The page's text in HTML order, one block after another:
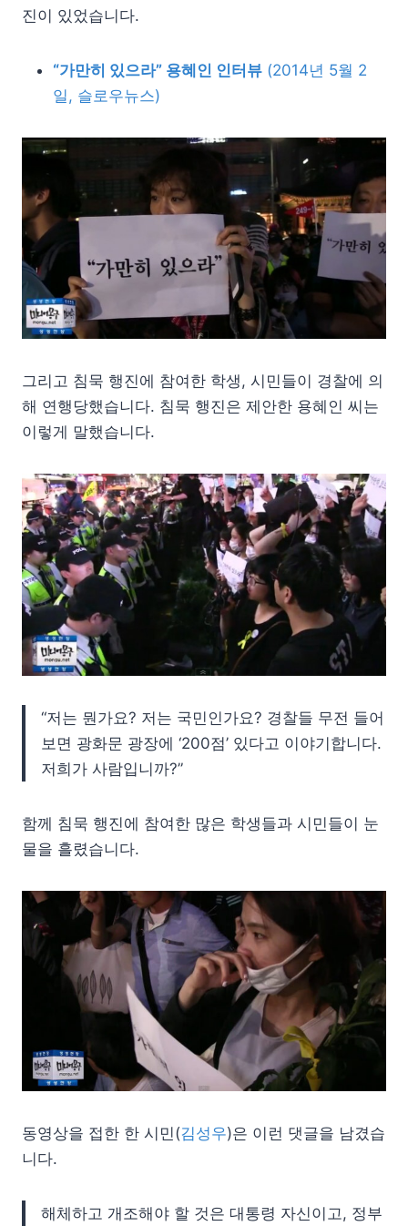
진이 있었습니다.
“가만히 있으라” 용혜인 인터뷰 (2014년 5월 2
일, 슬로우뉴스)
그리고 침묵 행진에 참여한 학생, 시민들이 경찰에 의
해 연행당했습니다. 침묵 행진은 제안한 용혜인 씨는
이렇게 말했습니다.
“저는 뭔가요? 저는 국민인가요? 경찰들 무전 들어
보면 광화문 광장에 ‘200점’ 있다고 이야기합니다.
저희가 사람입니까?”
함께 침묵 행진에 참여한 많은 학생들과 시민들이 눈
물을 흘렸습니다.
동영상을 접한 한 시민(김성우)은 이런 댓글을 남겼습
니다.
해체하고 개조해야 할 것은 대통령 자신이고, 정부